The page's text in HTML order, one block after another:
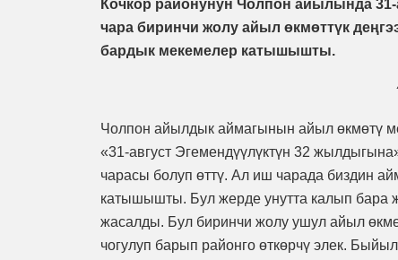
Кочкор районунун Чолпон айылында
чара биринчи жолу айыл өкмөттүк
бардык мекемелер катышышты.
Чолпон айылдык аймагынын айыл өкмөтү
«31-август Эгемендүүлүктүн 32
чарасы болуп өттү. Ал иш чарада биздин
катышышты. Бул жерде унутта калып бара
жасалды. Бул биринчи жолу ушул айыл
чогулуп барып районго өткөрчү элек.